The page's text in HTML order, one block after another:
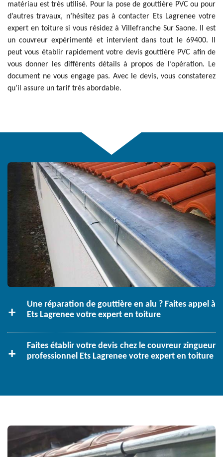
matériau est très utilisé. Pour la pose de gouttière PVC ou pour
d’autres travaux, n’hésitez pas à contacter Ets Lagrenee votre
expert en toiture si vous résidez à Villefranche Sur Saone. Il est
un couvreur expérimenté et intervient dans tout le 69400. Il
peut vous établir rapidement votre devis gouttière PVC afin de
vous donner les différents détails à propos de l’opération. Le
document ne vous engage pas. Avec le devis, vous constaterez
qu’il assure un tarif très abordable.
Une réparation de gouttière en alu ? Faites appel à
Ets Lagrenee votre expert en toiture
Faites établir votre devis chez le couvreur zingueur
professionnel Ets Lagrenee votre expert en toiture